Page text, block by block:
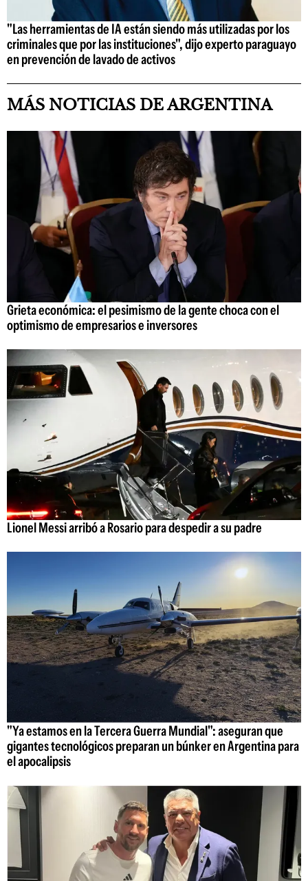
"Las herramientas de IA están siendo más utilizadas por los
criminales que por las instituciones", dijo experto paraguayo
en prevención de lavado de activos
MÁS NOTICIAS DE ARGENTINA
Grieta económica: el pesimismo de la gente choca con el
optimismo de empresarios e inversores
Lionel Messi arribó a Rosario para despedir a su padre
"Ya estamos en la Tercera Guerra Mundial": aseguran que
gigantes tecnológicos preparan un búnker en Argentina para
el apocalipsis